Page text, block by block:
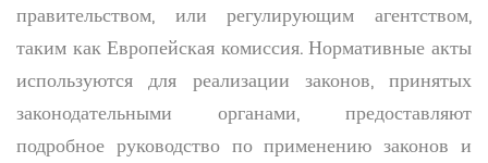
правительством, или регулирующим агентством,
таким как Европейская комиссия. Нормативные акты
используются для реализации законов, принятых
законодательными органами, предоставляют
подробное руководство по применению законов и